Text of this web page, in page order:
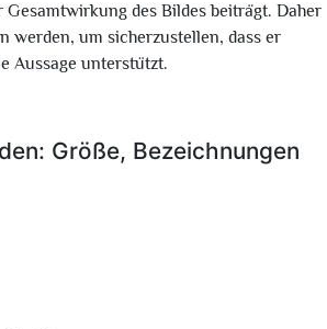
des Bildes beiträgt. Daher
werden, um sicherzustellen, dass er
Aussage unterstützt.
Größe, Bezeichnungen